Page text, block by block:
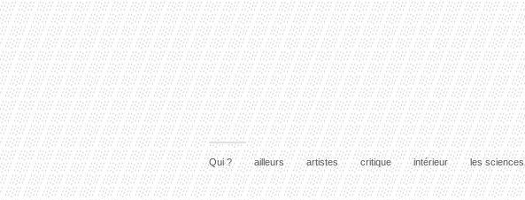
Qui ? ailleurs artistes critique intérieur les sciences